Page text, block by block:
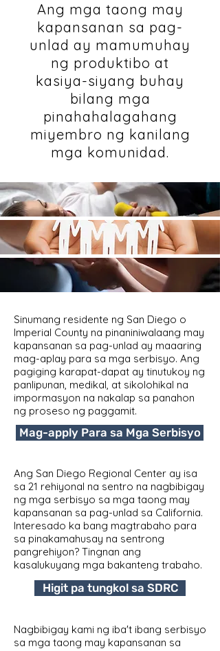
Ang mga taong may
kapansanan sa pag-
unlad ay mamumuhay
ng produktibo at
kasiya-siyang buhay
bilang mga
pinahahalagahang
miyembro ng kanilang
mga komunidad.
Sinumang residente ng San Diego o
Imperial County na pinaniniwalaang may
kapansanan sa pag-unlad ay maaaring
mag-aplay para sa mga serbisyo. Ang
pagiging karapat-dapat ay tinutukoy ng
panlipunan, medikal, at sikolohikal na
impormasyon na nakalap sa panahon
ng proseso ng paggamit.
Mag-apply Para sa Mga Serbisyo
Ang San Diego Regional Center ay isa
sa 21 rehiyonal na sentro na nagbibigay
ng mga serbisyo sa mga taong may
kapansanan sa pag-unlad sa California.
Interesado ka bang magtrabaho para
sa pinakamahusay na sentrong
pangrehiyon? Tingnan ang
kasalukuyang mga bakanteng trabaho.
Higit pa tungkol sa SDRC
Nagbibigay kami ng iba't ibang serbisyo
sa mga taong may kapansanan sa